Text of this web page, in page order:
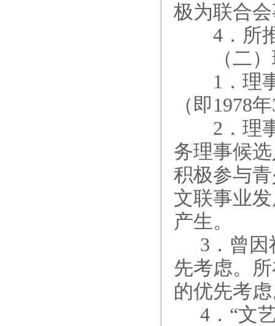
极为联合
4．所推
（二）
1．理事
（即1978
2．理事
务理事候
积极参与
文联事业
产生。
3 ．曾
先考虑。
的优先考
4 ．“文